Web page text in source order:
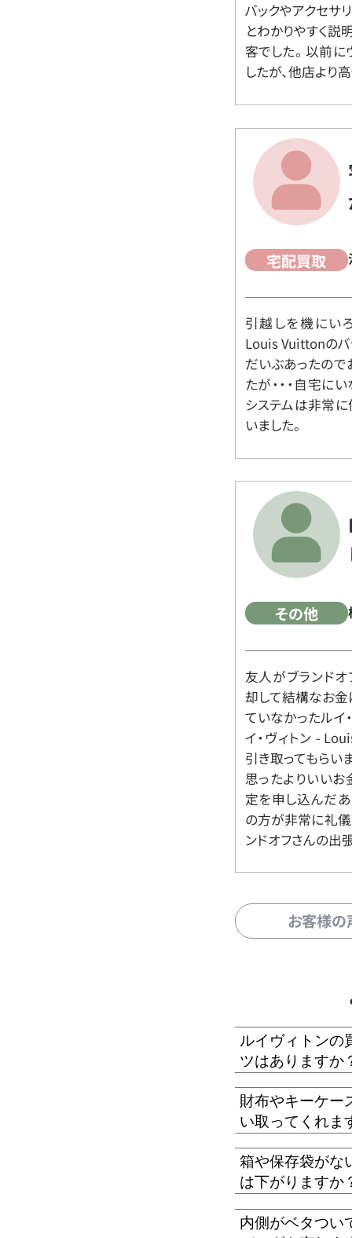
バックやアクセサ
とわかりやすく説
客でした。 以前
したが、他店より
宅配買取
引越しを機にい
Louis Vuittonのバ
だいぶあったので
たが・・・自宅に
システムは非常に
いました。
その他
友人がブランド
却して結構なお金
ていなかったルイ
イ・ヴィトン -
引き取ってもらい
思ったよりいいお
定を申し込んだ
の方が非常に礼儀
ンドオフさんの出
お客様
ルイヴィトンの
ツはありますか
財布やキーケー
い取ってくれま
箱や保存袋がな
は下がりますか
内側がベタつい